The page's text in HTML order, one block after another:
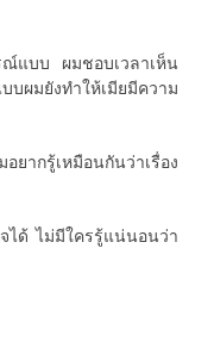
ณ์แบบ ผมชอบเวลาเห็น
บผมยังทำให้เมียมีความ
ากรู้เหมือนกันว่าเรื่อง
ได้ ไม่มีใครรู้แน่นอนว่า